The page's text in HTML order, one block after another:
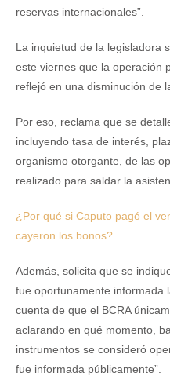
reservas internacionales”.
La inquietud de la legisladora
este viernes que la operación
reflejó en una disminución de
Por eso, reclama que se
incluyendo tasa de interés,
organismo otorgante, de las
realizado para saldar la
¿Por qué si Caputo pagó el
cayeron los bonos?
Además, solicita que se
fue oportunamente informada
cuenta de que el BCRA
aclarando en qué momento,
instrumentos se consideró
fue informada públicamente”.